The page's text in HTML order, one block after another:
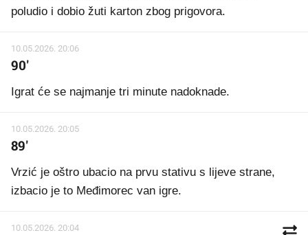
poludio i dobio žuti karton zbog prigovora.
10.05.2026. 20:06
90'
Igrat će se najmanje tri minute nadoknade.
10.05.2026. 20:05
89'
Vrzić je oštro ubacio na prvu stativu s lijeve strane,
izbacio je to Međimorec van igre.
10.05.2026. 20:04